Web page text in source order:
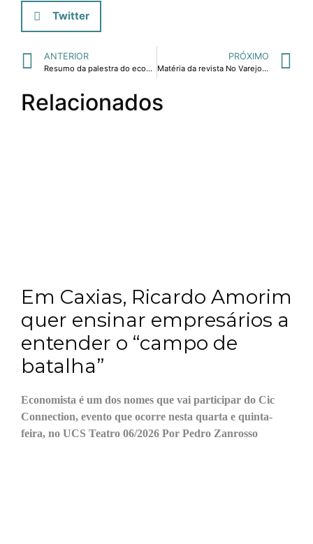
Twitter
ANTERIOR
Resumo da palestra do economista Ricardo Amorim "O Brasil que inspira – A América é aqui" no evento Inspiração 2011, realizado em maio.
PRÓXIMO
Matéria da revista No Varejo sobre palestra do jornalista econômico Ricardo Amorim prevendo que o setor liderará o crescimento do país.
Relacionados
Em Caxias, Ricardo Amorim
quer ensinar empresários a
entender o “campo de
batalha”
Economista é um dos nomes que vai participar do Cic
Connection, evento que ocorre nesta quarta e quinta-
feira, no UCS Teatro 06/2026 Por Pedro Zanrosso